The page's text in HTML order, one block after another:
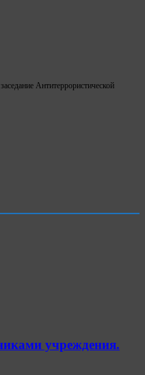
Антитеррористической
учреждения.